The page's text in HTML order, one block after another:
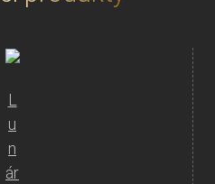
L
u
n
ár